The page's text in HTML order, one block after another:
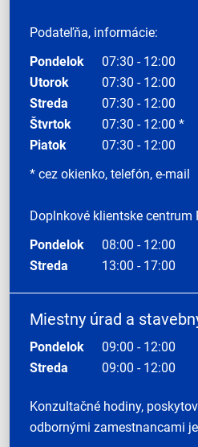
Podateľňa, informácie:
Pondelok
07:30 - 12:00
Utorok
07:30 - 12:00
Streda
07:30 - 12:00
Štvrtok
07:30 - 12:00 *
Piatok
07:30 - 12:00
* cez okienko, telefón, e-mail
Doplnkové klientske centrum
Pondelok
08:00 - 12:00
Streda
13:00 - 17:00
Miestny úrad a
Pondelok 09:00 - 12:00
Streda
09:00 - 12:00
Konzultačné hodiny,
odbornými zamestnancami